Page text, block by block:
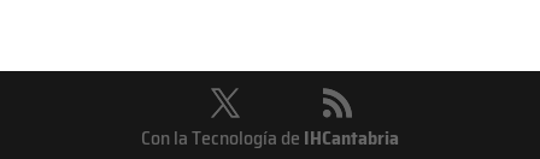
Con la Tecnología de IHCantabria